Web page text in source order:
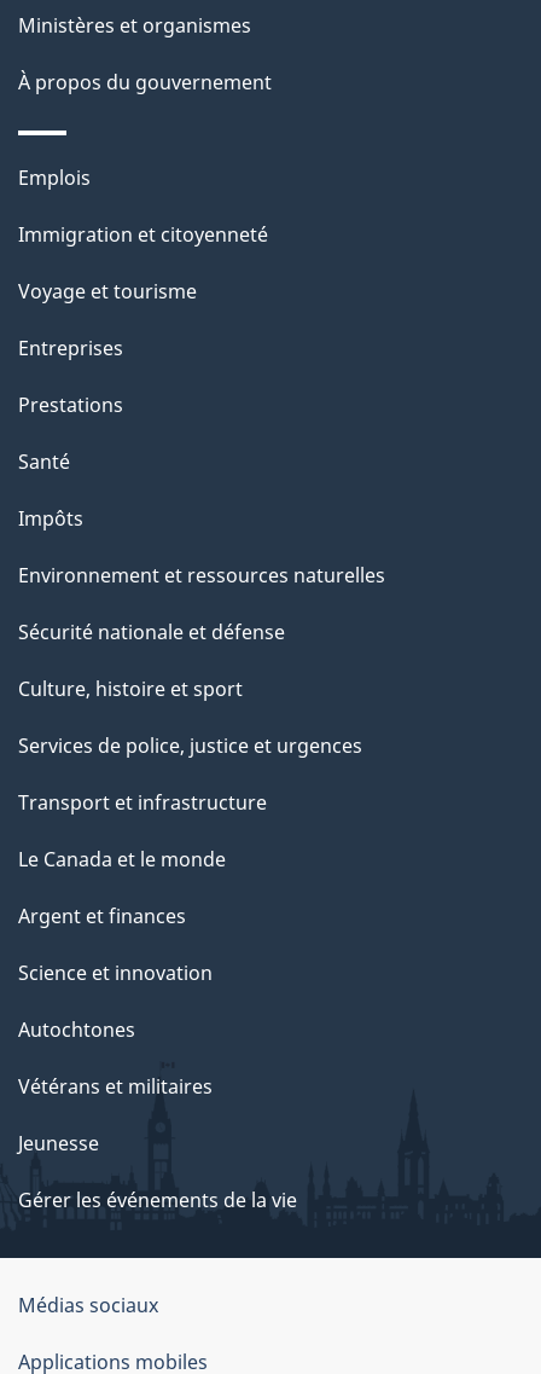
s
d
e
l
a
p
a
g
e
ce
site
Ministères et organismes
À propos du gouvernement
Thèmes
sujets
Emplois
Immigration et citoyenneté
Voyage et tourisme
Entreprises
Prestations
Santé
Impôts
Environnement et ressources naturelles
Sécurité nationale et défense
Culture, histoire et sport
Services de police, justice et urgences
Transport et infrastructure
Le Canada et le monde
Argent et finances
Science et innovation
Autochtones
Vétérans et militaires
Jeunesse
Gérer les événements de la vie
Organisation
du
Médias sociaux
Applications mobiles